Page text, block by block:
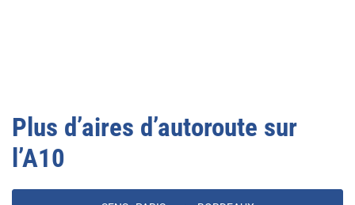
Plus d’aires d’autoroute sur
l’A10